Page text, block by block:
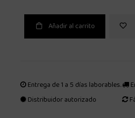
Añadir al carrito
Entrega de 1 a 5 días laborables.
Distribuidor autorizado